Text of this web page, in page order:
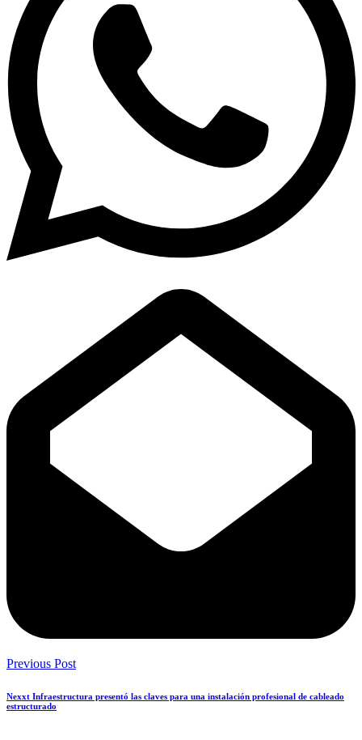
Previous Post
Nexxt Infraestructura presentó las claves para una instalación profesional de cableado
estructurado